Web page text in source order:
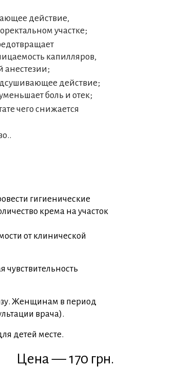
действие,
участке;
капилляров,
анестезии;
действие;
боль и отек;
чего снижается
гигиенические
крема на участок
от клинической
Женщинам в период
врача).
детей месте.
Цена — 170 грн.